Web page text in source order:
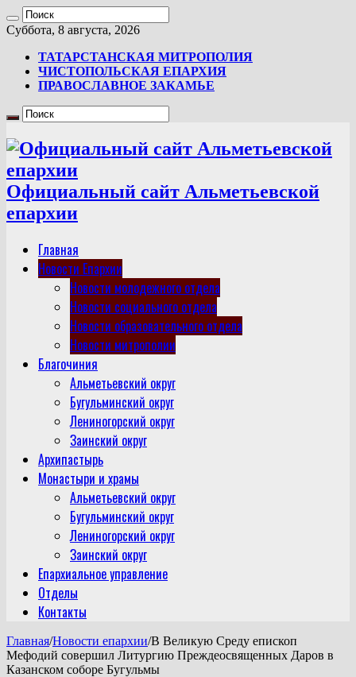
Суббота, 8 августа, 2026
ТАТАРСТАНСКАЯ МИТРОПОЛИЯ
ЧИСТОПОЛЬСКАЯ ЕПАРХИЯ
ПРАВОСЛАВНОЕ ЗАКАМЬЕ
Официальный сайт Альметьевской
епархии
Главная
Новости Епархии
Новости молодежного отдела
Новости социального отдела
Новости образовательного отдела
Новости митрополии
Благочиния
Альметьевский округ
Бугульминский округ
Лениногорский округ
Заинский округ
Архипастырь
Монастыри и храмы
Альметьевский округ
Бугульминский округ
Лениногорский округ
Заинский округ
Епархиальное управление
Отделы
Контакты
Главная/Новости епархии/В Великую Среду епископ
Мефодий совершил Литургию Преждеосвященных Даров в
Казанском соборе Бугульмы